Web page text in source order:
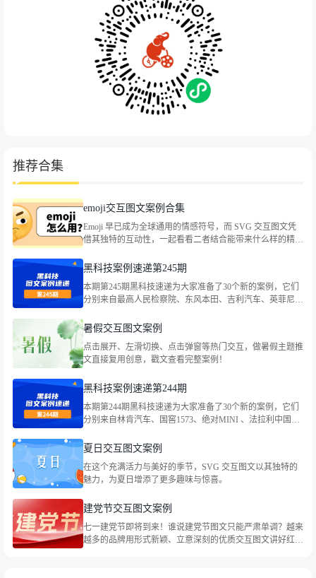
推荐合集
emoji交互图文案例合集
Emoji 早已成为全球通用的情感符号，而 SVG 交互图文凭
借其独特的互动性，一起看看二者结合能带来什么样的精彩
黑科技案例速递第245期
本期第245期黑科技速递为大家准备了30个新的案例，它们
分别来自最高人民检察院、东风本田、吉利汽车、英菲尼
LEGO乐高、Bananain蕉内、古茗茶饮、蔡司官方、茉酸
社会热点等主题。
暑假交互图文案例
点击展开、左滑切换、点击弹窗等热门交互，做暑假主题推
文直接复用创意，戳文查看完整案例！
黑科技案例速递第244期
本期第244期黑科技速递为大家准备了30个新的案例，它们
分别来自林肯汽车、国窖1573、绝对MINI 、法拉利中国、
世喜、东风本田、最高人民法院、特仑苏、heytea喜茶、最
等主题。
夏日交互图文案例
在这个充满活力与美好的季节，SVG 交互图文以其独特的
魅力，为夏日增添了更多趣味与惊喜。
建党节交互图文案例
七一建党节即将到来！谁说建党节图文只能严肃单调？越来
越多的品牌用形式新颖、立意深刻的优质交互图文讲好红色